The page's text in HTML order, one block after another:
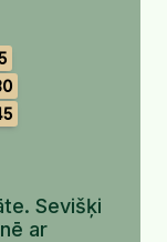
Sevišķi
ar